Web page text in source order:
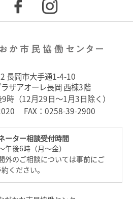
長岡市大手通1-4-10
ザアオーレ長岡 西棟3階
時（12月29日～1月3日除く）
FAX：0258-39-2900
ーター相談受付時間
午後6時（月～金）
外のご相談については事前にご
ください。